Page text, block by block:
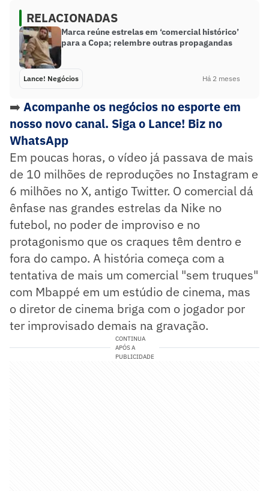
RELACIONADAS
Marca reúne estrelas em ‘comercial histórico’
para a Copa; relembre outras propagandas
Lance! Negócios Há 2 meses
➡️ Acompanhe os negócios no esporte em
nosso novo canal. Siga o Lance! Biz no
WhatsApp
Em poucas horas, o vídeo já passava de mais
de 10 milhões de reproduções no Instagram e
6 milhões no X, antigo Twitter. O comercial dá
ênfase nas grandes estrelas da Nike no
futebol, no poder de improviso e no
protagonismo que os craques têm dentro e
fora do campo. A história começa com a
tentativa de mais um comercial "sem truques"
com Mbappé em um estúdio de cinema, mas
o diretor de cinema briga com o jogador por
ter improvisado demais na gravação.
CONTINUA
APÓS A
PUBLICIDADE